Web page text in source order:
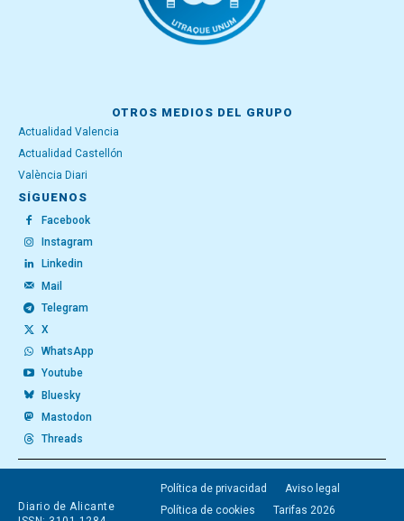
OTROS MEDIOS DEL GRUPO
Actualidad Valencia
Actualidad Castellón
València Diari
SÍGUENOS
Facebook
Instagram
Linkedin
Mail
Telegram
X
WhatsApp
Youtube
Bluesky
Mastodon
Threads
Diario de Alicante
Política de privacidad
Aviso legal
Política de cookies
Tarifas 2026